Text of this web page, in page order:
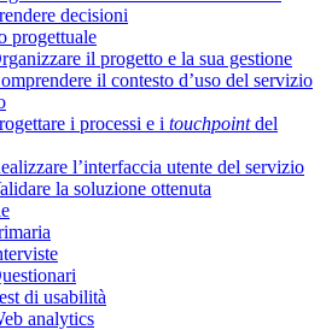
decisioni
progettuale
il progetto e la sua gestione
il contesto d’uso del servizio
i processi e i touchpointdel
l’interfaccia utente del servizio
la soluzione ottenuta
di usabilità
analytics